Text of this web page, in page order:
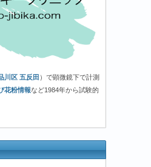
川区 五反田 ）で顕微鏡下で計測
花粉情報など1984年から試験的